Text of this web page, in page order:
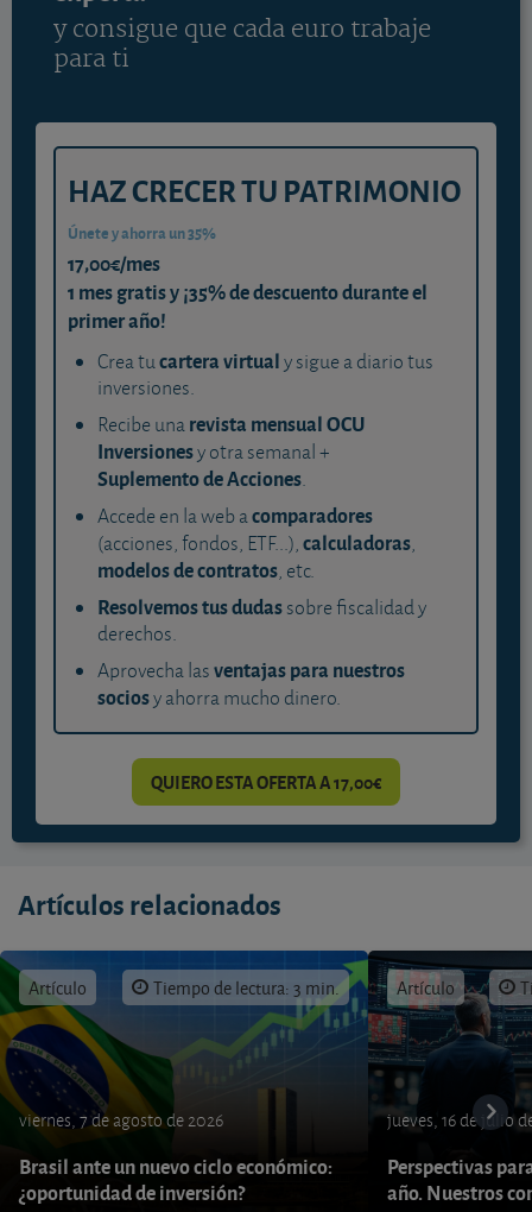
y consigue que cada euro trabaje
para ti
HAZ CRECER TU PATRIMONIO
Únete y ahorra un 35%
17,00€/mes
1 mes gratis y ¡35% de descuento durante el
primer año!
Crea tucartera virtualy sigue a diario tus
inversiones.
Recibe unarevista mensual OCU
Inversionesy otra semanal +
Suplemento de Acciones.
Accede en la web acomparadores
(acciones, fondos, ETF...),calculadoras,
modelos de contratos, etc.
Resolvemos tus dudassobre fiscalidad y
derechos.
Aprovecha lasventajas para nuestros
sociosy ahorra mucho dinero.
QUIERO ESTA OFERTA A 17,00€
Artículos relacionados
Artículo Tiempo de lectura: 3 min.
viernes, 7 de agosto de 2026
Brasil ante un nuevo ciclo económico:
¿oportunidad de inversión?
Artículo
jueves, 16 de julio
Perspectivas
año. Nuestros